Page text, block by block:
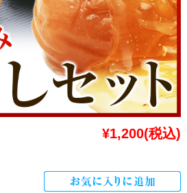
¥1,200(税込)